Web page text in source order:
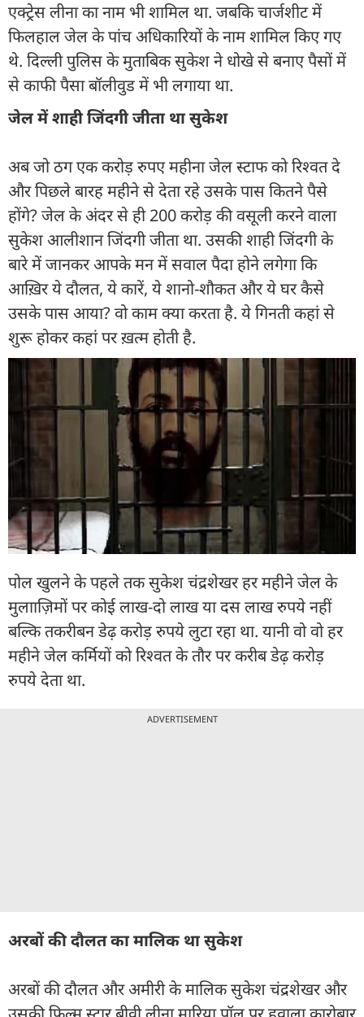
एक्ट्रेस लीना का नाम भी शामिल था. जबकि चार्जशीट में
फिलहाल जेल के पांच अधिकारियों के नाम शामिल किए गए
थे. दिल्ली पुलिस के मुताबिक सुकेश ने धोखे से बनाए पैसों में
से काफी पैसा बॉलीवुड में भी लगाया था.
जेल में शाही जिंदगी जीता था सुकेश
अब जो ठग एक करोड़ रुपए महीना जेल स्टाफ को रिश्वत दे
और पिछले बारह महीने से देता रहे उसके पास कितने पैसे
होंगे? जेल के अंदर से ही 200 करोड़ की वसूली करने वाला
सुकेश आलीशान जिंदगी जीता था. उसकी शाही जिंदगी के
बारे में जानकर आपके मन में सवाल पैदा होने लगेगा कि
आख़िर ये दौलत, ये कारें, ये शानो-शौकत और ये घर कैसे
उसके पास आया? वो काम क्या करता है. ये गिनती कहां से
शुरू होकर कहां पर ख़त्म होती है.
पोल खुलने के पहले तक सुकेश चंद्रशेखर हर महीने जेल के
मुलााज़िमों पर कोई लाख-दो लाख या दस लाख रुपये नहीं
बल्कि तकरीबन डेढ़ करोड़ रुपये लुटा रहा था. यानी वो वो हर
महीने जेल कर्मियों को रिश्वत के तौर पर करीब डेढ़ करोड़
रुपये देता था.
ADVERTISEMENT
अरबों की दौलत का मालिक था सुकेश
अरबों की दौलत और अमीरी के मालिक सुकेश चंद्रशेखर और